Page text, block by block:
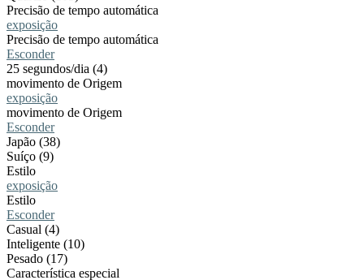
Precisão de tempo automática
exposição
Precisão de tempo automática
Esconder
25 segundos/dia (4)
movimento de Origem
exposição
movimento de Origem
Esconder
Japão (38)
Suíço (9)
Estilo
exposição
Estilo
Esconder
Casual (4)
Inteligente (10)
Pesado (17)
Característica especial